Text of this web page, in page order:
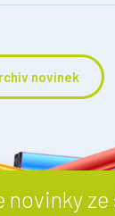
novinek
novinky ze